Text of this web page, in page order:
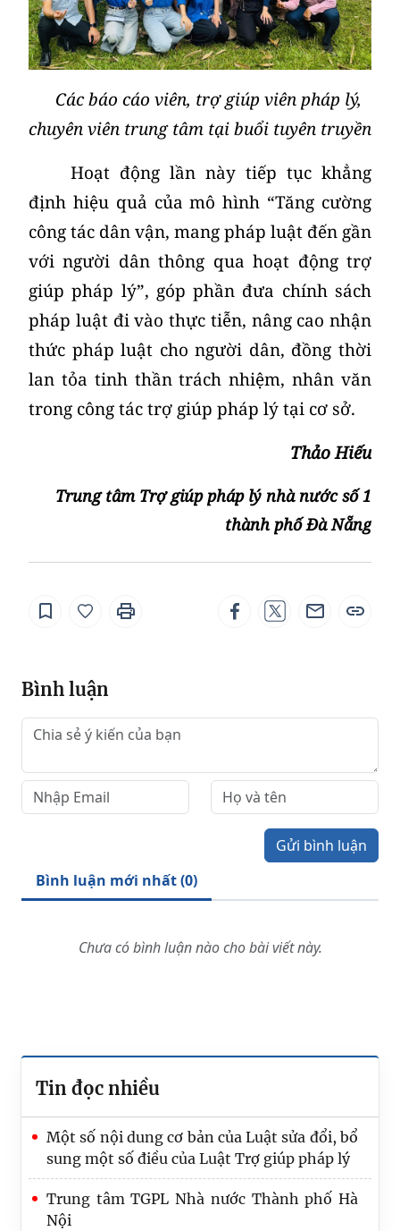
Các báo cáo viên, trợ giúp viên pháp lý,
chuyên viên trung tâm tại buổi tuyên truyền
Hoạt động lần này tiếp tục khẳng
định hiệu quả của mô hình “Tăng cường
công tác dân vận, mang pháp luật đến gần
với người dân thông qua hoạt động trợ
giúp pháp lý”, góp phần đưa chính sách
pháp luật đi vào thực tiễn, nâng cao nhận
thức pháp luật cho người dân, đồng thời
lan tỏa tinh thần trách nhiệm, nhân văn
trong công tác trợ giúp pháp lý tại cơ sở.
Thảo Hiếu
Trung tâm Trợ giúp pháp lý nhà nước số 1
thành phố Đà Nẵng
Bình luận
Gửi bình luận
Bình luận mới nhất (0)
Chưa có bình luận nào cho bài viết này.
Tin đọc nhiều
Một số nội dung cơ bản của Luật sửa đổi, bổ
sung một số điều của Luật Trợ giúp pháp lý
Trung tâm TGPL Nhà nước Thành phố Hà
Nội